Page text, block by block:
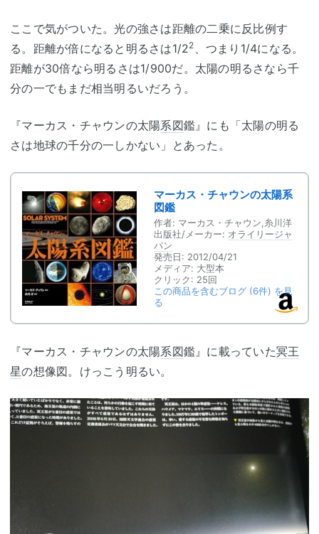
ここで気がついた。光の強さは距離の二乗に反比例す
る。距離が倍になると明るさは1/22 、つまり1/4になる。
距離が30倍なら明るさは1/900だ。太陽の明るさなら千
分の一でもまだ相当明るいだろう。
『マーカス・チャウンの太陽系図鑑』にも「太陽の明る
さは地球の千分の一しかない」とあった。
マーカス・チャウンの太陽系
図鑑
作者: マーカス・チャウン,糸川洋
出版社/メーカー: オライリージャ
パン
発売日: 2012/04/21
メディア: 大型本
クリック: 25回
この商品を含むブログ (6件) を見
る
『マーカス・チャウンの太陽系図鑑』に載っていた冥王
星の想像図。けっこう明るい。